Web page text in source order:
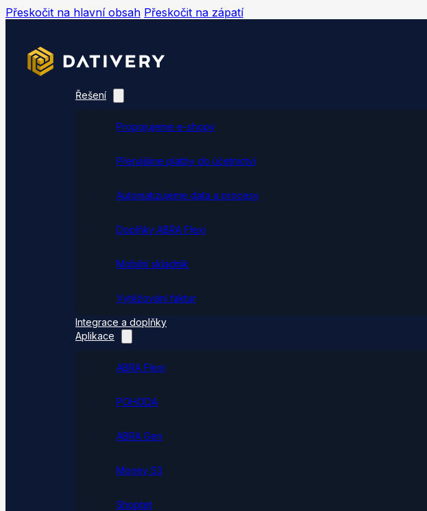
Přeskočit na hlavní obsah Přeskočit na zápatí
Řešení
Propojujeme e-shopy
Přenášíme platby do účetnictví
Automatizujeme data a procesy
Doplňky ABRA Flexi
Mobilní skladník
Vytěžování faktur
Integrace a doplňky
Aplikace
ABRA Flexi
POHODA
ABRA Gen
Money S3
Shoptet